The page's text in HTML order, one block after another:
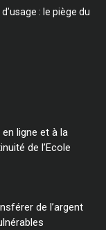
: le piège du
ligne et à la
de l’Ecole
de l’argent